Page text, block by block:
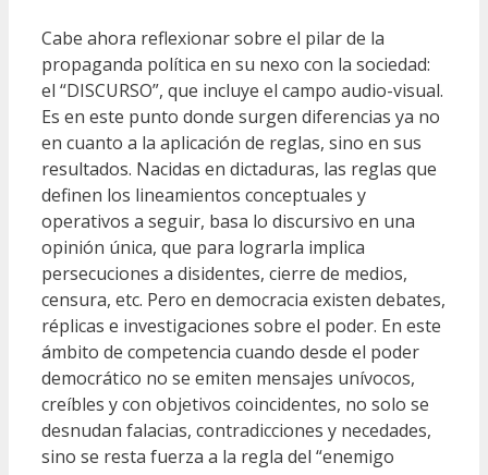
Cabe ahora reflexionar sobre el pilar de la
propaganda política en su nexo con la sociedad:
el “DISCURSO”, que incluye el campo audio-visual.
Es en este punto donde surgen diferencias ya no
en cuanto a la aplicación de reglas, sino en sus
resultados. Nacidas en dictaduras, las reglas que
definen los lineamientos conceptuales y
operativos a seguir, basa lo discursivo en una
opinión única, que para lograrla implica
persecuciones a disidentes, cierre de medios,
censura, etc. Pero en democracia existen debates,
réplicas e investigaciones sobre el poder. En este
ámbito de competencia cuando desde el poder
democrático no se emiten mensajes unívocos,
creíbles y con objetivos coincidentes, no solo se
desnudan falacias, contradicciones y necedades,
sino se resta fuerza a la regla del “enemigo